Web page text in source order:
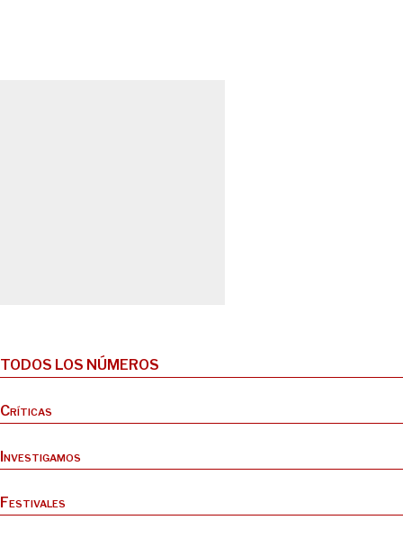
TODOS LOS NÚMEROS
Críticas
Investigamos
Festivales